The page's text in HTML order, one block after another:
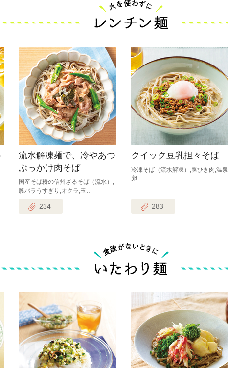
流水解凍麺で、冷やあつ
ぶっかけ肉そば
国産そば粉の信州ざるそば（流水）,
豚バラうすぎり,オクラ,玉…
234
クイック豆乳担々そば
冷凍そば（流水解凍）,豚ひき肉,温泉
卵
283